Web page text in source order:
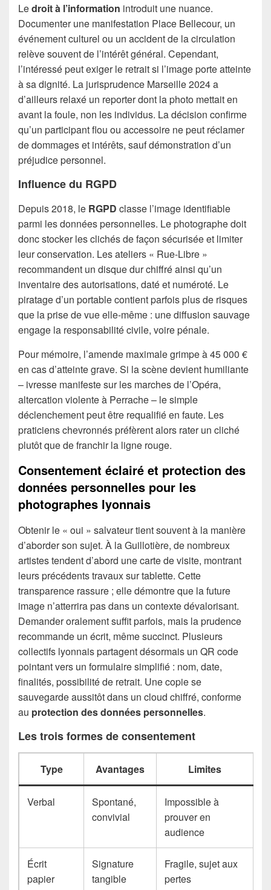
Ledroit à l’information introduit une nuance.
Documenter une manifestation Place Bellecour, un
événement culturel ou un accident de la circulation
relève souvent de l’intérêt général. Cependant,
l’intéressé peut exiger le retrait si l’image porte atteinte
à sa dignité. La jurisprudence Marseille 2024 a
d’ailleurs relaxé un reporter dont la photo mettait en
avant la foule, non les individus. La décision confirme
qu’un participant flou ou accessoire ne peut réclamer
de dommages et intérêts, sauf démonstration d’un
préjudice personnel.
Influence du RGPD
Depuis 2018, le RGPD classe l’image identifiable
parmi les données personnelles. Le photographe doit
donc stocker les clichés de façon sécurisée et limiter
leur conservation. Les ateliers « Rue-Libre »
recommandent un disque dur chiffré ainsi qu’un
inventaire des autorisations, daté et numéroté. Le
piratage d’un portable contient parfois plus de risques
que la prise de vue elle-même : une diffusion sauvage
engage la responsabilité civile, voire pénale.
Pour mémoire, l’amende maximale grimpe à 45 000 €
en cas d’atteinte grave. Si la scène devient humiliante
– ivresse manifeste sur les marches de l’Opéra,
altercation violente à Perrache – le simple
déclenchement peut être requalifié en faute. Les
praticiens chevronnés préfèrent alors rater un cliché
plutôt que de franchir la ligne rouge.
Consentement éclairé et protection des
données personnelles pour les
photographes lyonnais
Obtenir le « oui » salvateur tient souvent à la manière
d’aborder son sujet. À la Guillotière, de nombreux
artistes tendent d’abord une carte de visite, montrant
leurs précédents travaux sur tablette. Cette
transparence rassure ; elle démontre que la future
image n’atterrira pas dans un contexte dévalorisant.
Demander oralement suffit parfois, mais la prudence
recommande un écrit, même succinct. Plusieurs
collectifs lyonnais partagent désormais un QR code
pointant vers un formulaire simplifié : nom, date,
finalités, possibilité de retrait. Une copie se
sauvegarde aussitôt dans un cloud chiffré, conforme
au protection des données personnelles.
Les trois formes de consentement
Type Avantages Limites
Verbal
Spontané,
convivial
Impossible à
prouver en
audience
Écrit
papier
Signature
tangible
Fragile, sujet aux
pertes